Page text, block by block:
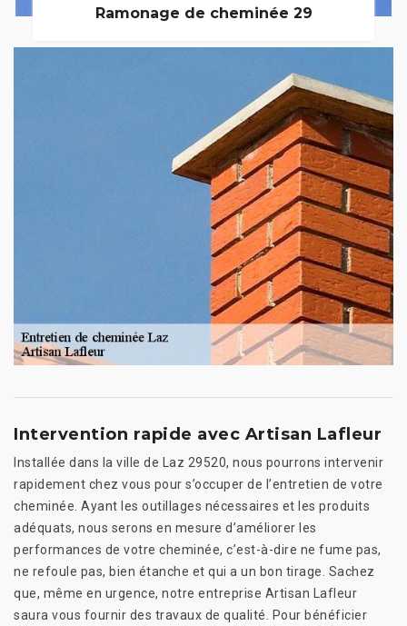
Ramonage de cheminée 29
Intervention rapide avec Artisan Lafleur
Installée dans la ville de Laz 29520, nous pourrons intervenir
rapidement chez vous pour s’occuper de l’entretien de votre
cheminée. Ayant les outillages nécessaires et les produits
adéquats, nous serons en mesure d’améliorer les
performances de votre cheminée, c’est-à-dire ne fume pas,
ne refoule pas, bien étanche et qui a un bon tirage. Sachez
que, même en urgence, notre entreprise Artisan Lafleur
saura vous fournir des travaux de qualité. Pour bénéficier